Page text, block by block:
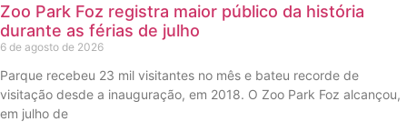
Zoo Park Foz registra maior público da história
durante as férias de julho
6 de agosto de 2026
Parque recebeu 23 mil visitantes no mês e bateu recorde de
visitação desde a inauguração, em 2018. O Zoo Park Foz alcançou,
em julho de